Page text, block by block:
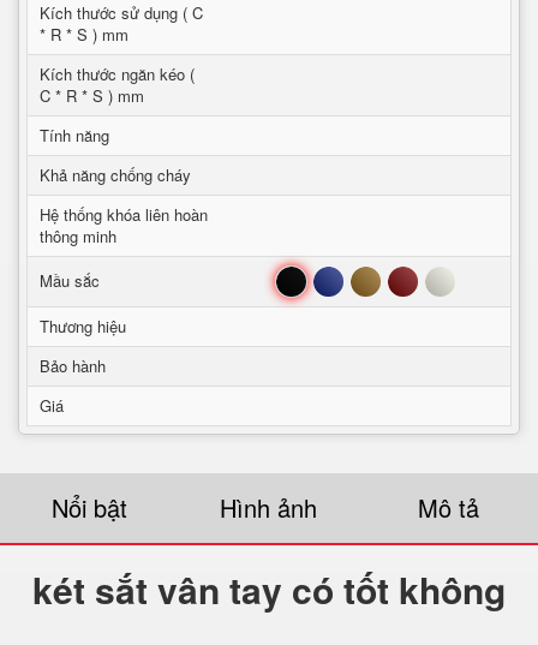
Kích thước sử dụng ( C
* R * S ) mm
Kích thước ngăn kéo (
C * R * S ) mm
Tính năng
Khả năng chống cháy
Hệ thống khóa liên hoàn
thông minh
Mầu sắc
Đen Xanh Nâu Đỏ Trắng
Thương hiệu
Bảo hành
Giá
Nổi bật Hình ảnh Mô tả
két sắt vân tay có tốt không